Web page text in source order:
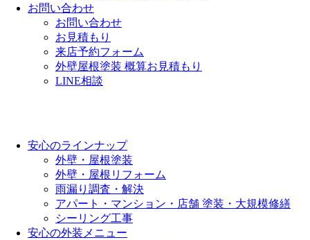
お問い合わせ
お問い合わせ
お見積もり
来店予約フォーム
外壁屋根塗装 概算お見積もり
LINE相談
安心のラインナップ
外壁・屋根塗装
外壁・屋根リフォーム
雨漏り調査・解決
アパート・マンション・店舗 塗装・大規模修繕
シーリング工事
安心の外装メニュー